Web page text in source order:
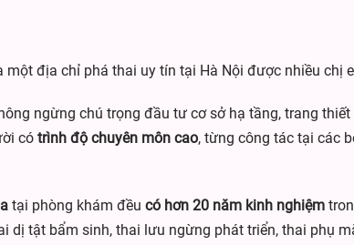
một địa chỉ phá thai uy tín tại Hà Nội được nhiều chị
ngừng chú trọng đầu tư cơ sở hạ tầng, trang
có trình độ chuyên môn cao, từng công tác tại các
tại phòng khám đều có hơn 20 năm kinh nghiệm
dị tật bẩm sinh, thai lưu ngừng phát triển, thai phụ